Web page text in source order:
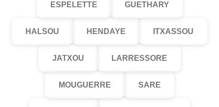
ESPELETTE GUETHARY
HALSOU HENDAYE ITXASSOU
JATXOU LARRESSORE
MOUGUERRE SARE